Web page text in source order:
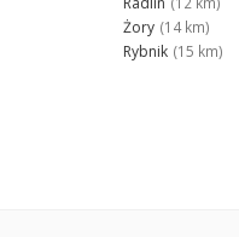
Żory (14 km)
Rybnik (15 km)